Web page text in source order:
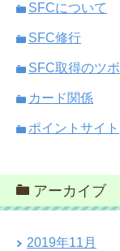
SFCについて
SFC修行
SFC取得のツボ
カード関係
ポイントサイト
アーカイブ
2019年11月